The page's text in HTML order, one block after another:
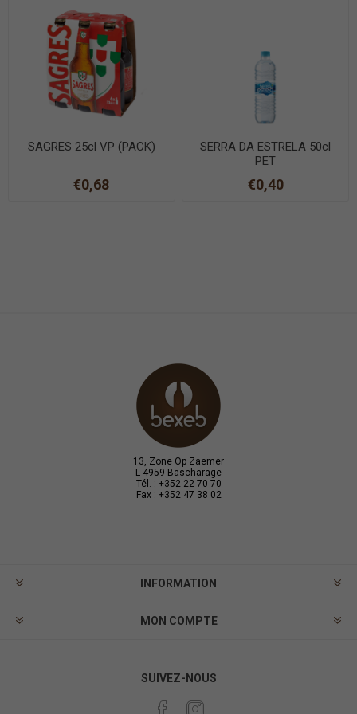
SAGRES 25cl VP (PACK)
€0,68
SERRA DA ESTRELA 50cl
PET
€0,40
13, Zone Op Zaemer
L-4959 Bascharage
Tél. : +352 22 70 70
Fax : +352 47 38 02
INFORMATION
MON COMPTE
SUIVEZ-NOUS